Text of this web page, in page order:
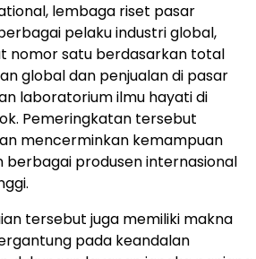
lembaga riset pasar
pelaku industri global,
nomor satu berdasarkan total
global dan penjualan di pasar
laboratorium ilmu hayati di
Pemeringkatan tersebut
mencerminkan kemampuan
berbagai produsen internasional
tersebut juga memiliki makna
pada keandalan